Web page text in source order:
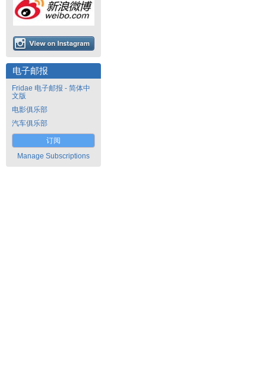
电子邮报
Fridae 电子邮报 - 简体中
文版
电影俱乐部
汽车俱乐部
订阅
Manage Subscriptions